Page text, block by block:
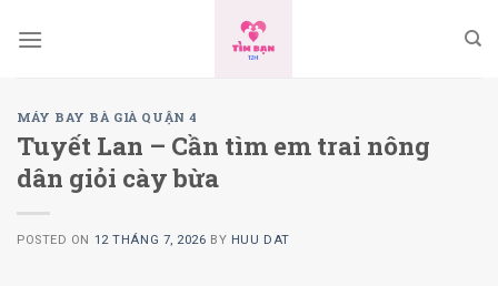
MÁY BAY BÀ GIÀ QUẬN 4
Tuyết Lan – Cần tìm em trai nông
dân giỏi cày bừa
POSTED ON 12 THÁNG 7, 2026 BY HUU DAT